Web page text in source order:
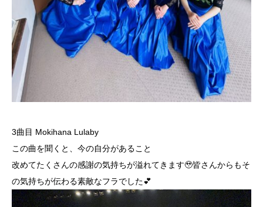
3曲目 Mokihana Lulaby
この曲を聞くと、今の自分があること
改めてたくさんの感謝の気持ちが溢れてきます🥹皆さんからもそ
の気持ちが伝わる素敵なフラでした💕